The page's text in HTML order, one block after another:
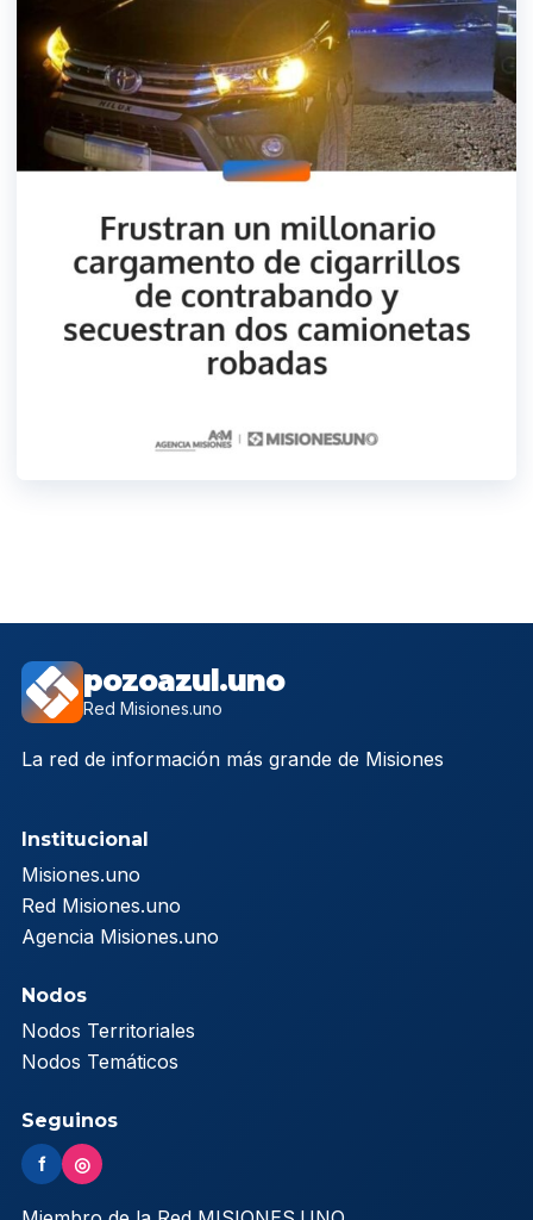
pozoazul.uno
Red Misiones.uno
La red de información más grande de Misiones
Institucional
Misiones.uno
Red Misiones.uno
Agencia Misiones.uno
Nodos
Nodos Territoriales
Nodos Temáticos
Seguinos
f ◎